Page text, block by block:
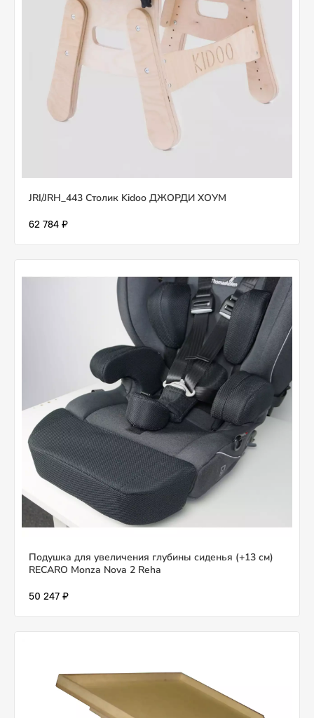
JRI/JRH_443 Столик Kidoo ДЖОРДИ ХОУМ
62 784 ₽
Подушка для увеличения глубины сиденья (+13 см)
RECARO Monza Nova 2 Reha
50 247 ₽